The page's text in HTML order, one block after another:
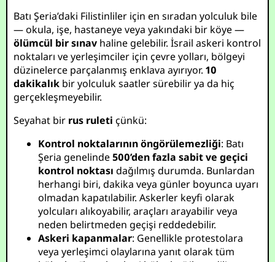
Batı Şeria’daki Filistinliler için en sıradan yolculuk bile
— okula, işe, hastaneye veya yakındaki bir köye —
ölümcül bir sınav haline gelebilir. İsrail askeri kontrol
noktaları ve yerleşimciler için çevre yolları, bölgeyi
düzinelerce parçalanmış enklava ayırıyor.10
dakikalık bir yolculuk saatler sürebilir ya da hiç
gerçekleşmeyebilir.
Seyahat bir rus ruleti çünkü:
Kontrol noktalarının öngörülemezliği: Batı
Şeria genelinde500’den fazla sabit ve geçici
kontrol noktası dağılmış durumda. Bunlardan
herhangi biri, dakika veya günler boyunca uyarı
olmadan kapatılabilir. Askerler keyfi olarak
yolcuları alıkoyabilir, araçları arayabilir veya
neden belirtmeden geçişi reddedebilir.
Askeri kapanmalar: Genellikle protestolara
veya yerleşimci olaylarına yanıt olarak tüm